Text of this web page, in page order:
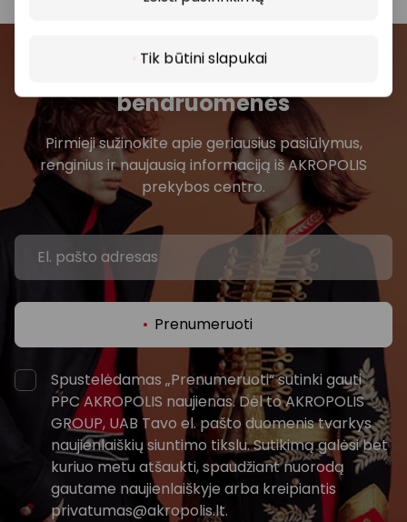
Tik būtini slapukai
Prisijunkite prie mūsų
bendruomenės
Pirmieji sužinokite apie geriausius pasiūlymus,
renginius ir naujausią informaciją iš AKROPOLIS
prekybos centro.
Prenumeruoti
Spustelėdamas „Prenumeruoti“ sutinki gauti
PPC AKROPOLIS naujienas. Dėl to AKROPOLIS
GROUP, UAB Tavo el. pašto duomenis tvarkys
naujienlaiškių siuntimo tikslu. Sutikimą galėsi bet
kuriuo metu atšaukti, spaudžiant nuorodą
gautame naujienlaiškyje arba kreipiantis
privatumas@akropolis.lt.